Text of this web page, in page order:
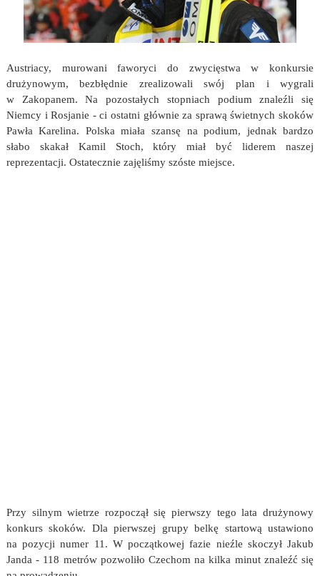
Austriacy, murowani faworyci do zwycięstwa w konkursie
drużynowym, bezbłędnie zrealizowali swój plan i wygrali
w Zakopanem. Na pozostałych stopniach podium znaleźli się
Niemcy i Rosjanie - ci ostatni głównie za sprawą świetnych skoków
Pawła Karelina. Polska miała szansę na podium, jednak bardzo
słabo skakał Kamil Stoch, który miał być liderem naszej
reprezentacji. Ostatecznie zajęliśmy szóste miejsce.
Przy silnym wietrze rozpoczął się pierwszy tego lata drużynowy
konkurs skoków. Dla pierwszej grupy belkę startową ustawiono
na pozycji numer 11. W początkowej fazie nieźle skoczył Jakub
Janda - 118 metrów pozwoliło Czechom na kilka minut znaleźć się